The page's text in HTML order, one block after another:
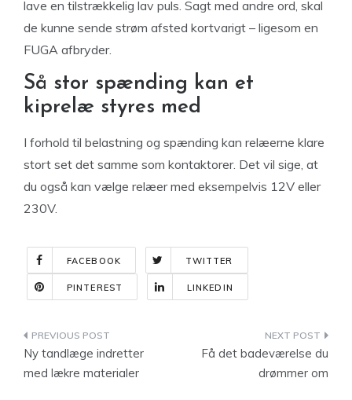
lave en tilstrækkelig lav puls. Sagt med andre ord, skal
de kunne sende strøm afsted kortvarigt – ligesom en
FUGA afbryder.
Så stor spænding kan et
kiprelæ styres med
I forhold til belastning og spænding kan relæerne klare
stort set det samme som kontaktorer. Det vil sige, at
du også kan vælge relæer med eksempelvis 12V eller
230V.
FACEBOOK TWITTER
PINTEREST LINKEDIN
Indlægsnavigation
Ny tandlæge indretter
med lækre materialer
Få det badeværelse du
drømmer om